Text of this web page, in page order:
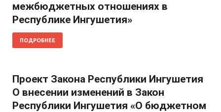
межбюджетных отношениях в
Республике Ингушетия»
ПОДРОБНЕЕ
Проект Закона Республики Ингушетия
О внесении изменений в Закон
Республики Ингушетия «О бюджетном